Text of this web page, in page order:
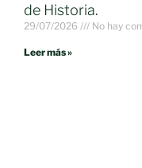
de Historia.
29/07/2026 No hay
Leer más »